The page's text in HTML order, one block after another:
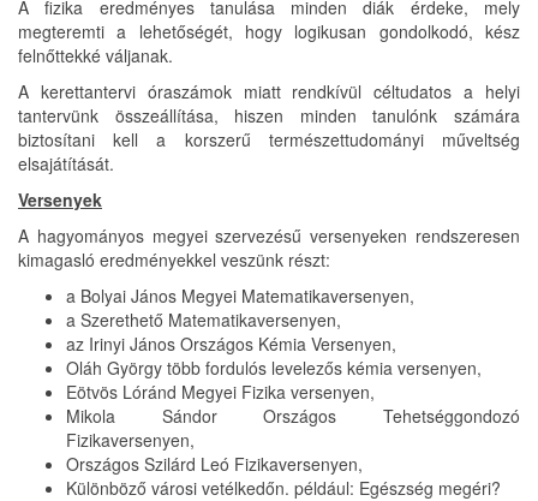
A fizika eredményes tanulása minden diák érdeke, mely
megteremti a lehetőségét, hogy logikusan gondolkodó, kész
felnőttekké váljanak.
A kerettantervi óraszámok miatt rendkívül céltudatos a helyi
tantervünk összeállítása, hiszen minden tanulónk számára
biztosítani kell a korszerű természettudományi műveltség
elsajátítását.
Versenyek
A hagyományos megyei szervezésű versenyeken rendszeresen
kimagasló eredményekkel veszünk részt:
a Bolyai János Megyei Matematikaversenyen,
a Szerethető Matematikaversenyen,
az Irinyi János Országos Kémia Versenyen,
Oláh György több fordulós levelezős kémia versenyen,
Eötvös Lóránd Megyei Fizika versenyen,
Mikola Sándor Országos Tehetséggondozó
Fizikaversenyen,
Országos Szilárd Leó Fizikaversenyen,
Különböző városi vetélkedőn. például: Egészség megéri?